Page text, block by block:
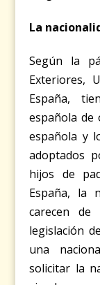
La
Según la
Exteriores,
España,
española
española y
adoptados
hijos de
España, la
carecen de
legislación
una
solicitar la